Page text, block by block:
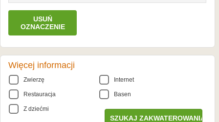
USUŃ
OZNACZENIE
Więcej informacji
Zwierzę Internet
Restauracja Basen
Z dziećmi